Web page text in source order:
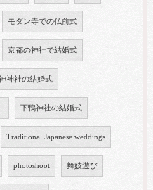
モダン寺での仏前式
京都の神社で結婚式
神社の結婚式
下鴨神社の結婚式
Traditional Japanese weddings
photoshoot 舞妓遊び